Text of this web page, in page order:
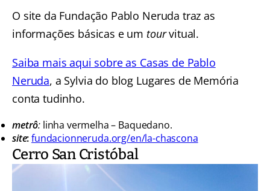
O site da Fundação Pablo Neruda traz as
informações básicas e um tourvitual.
Saiba mais aqui sobre as Casas de Pablo
Neruda, a Sylvia do blog Lugares de Memória
conta tudinho.
metrô: linha vermelha – Baquedano.
site:fundacionneruda.org/en/la-chascona
Cerro San Cristóbal